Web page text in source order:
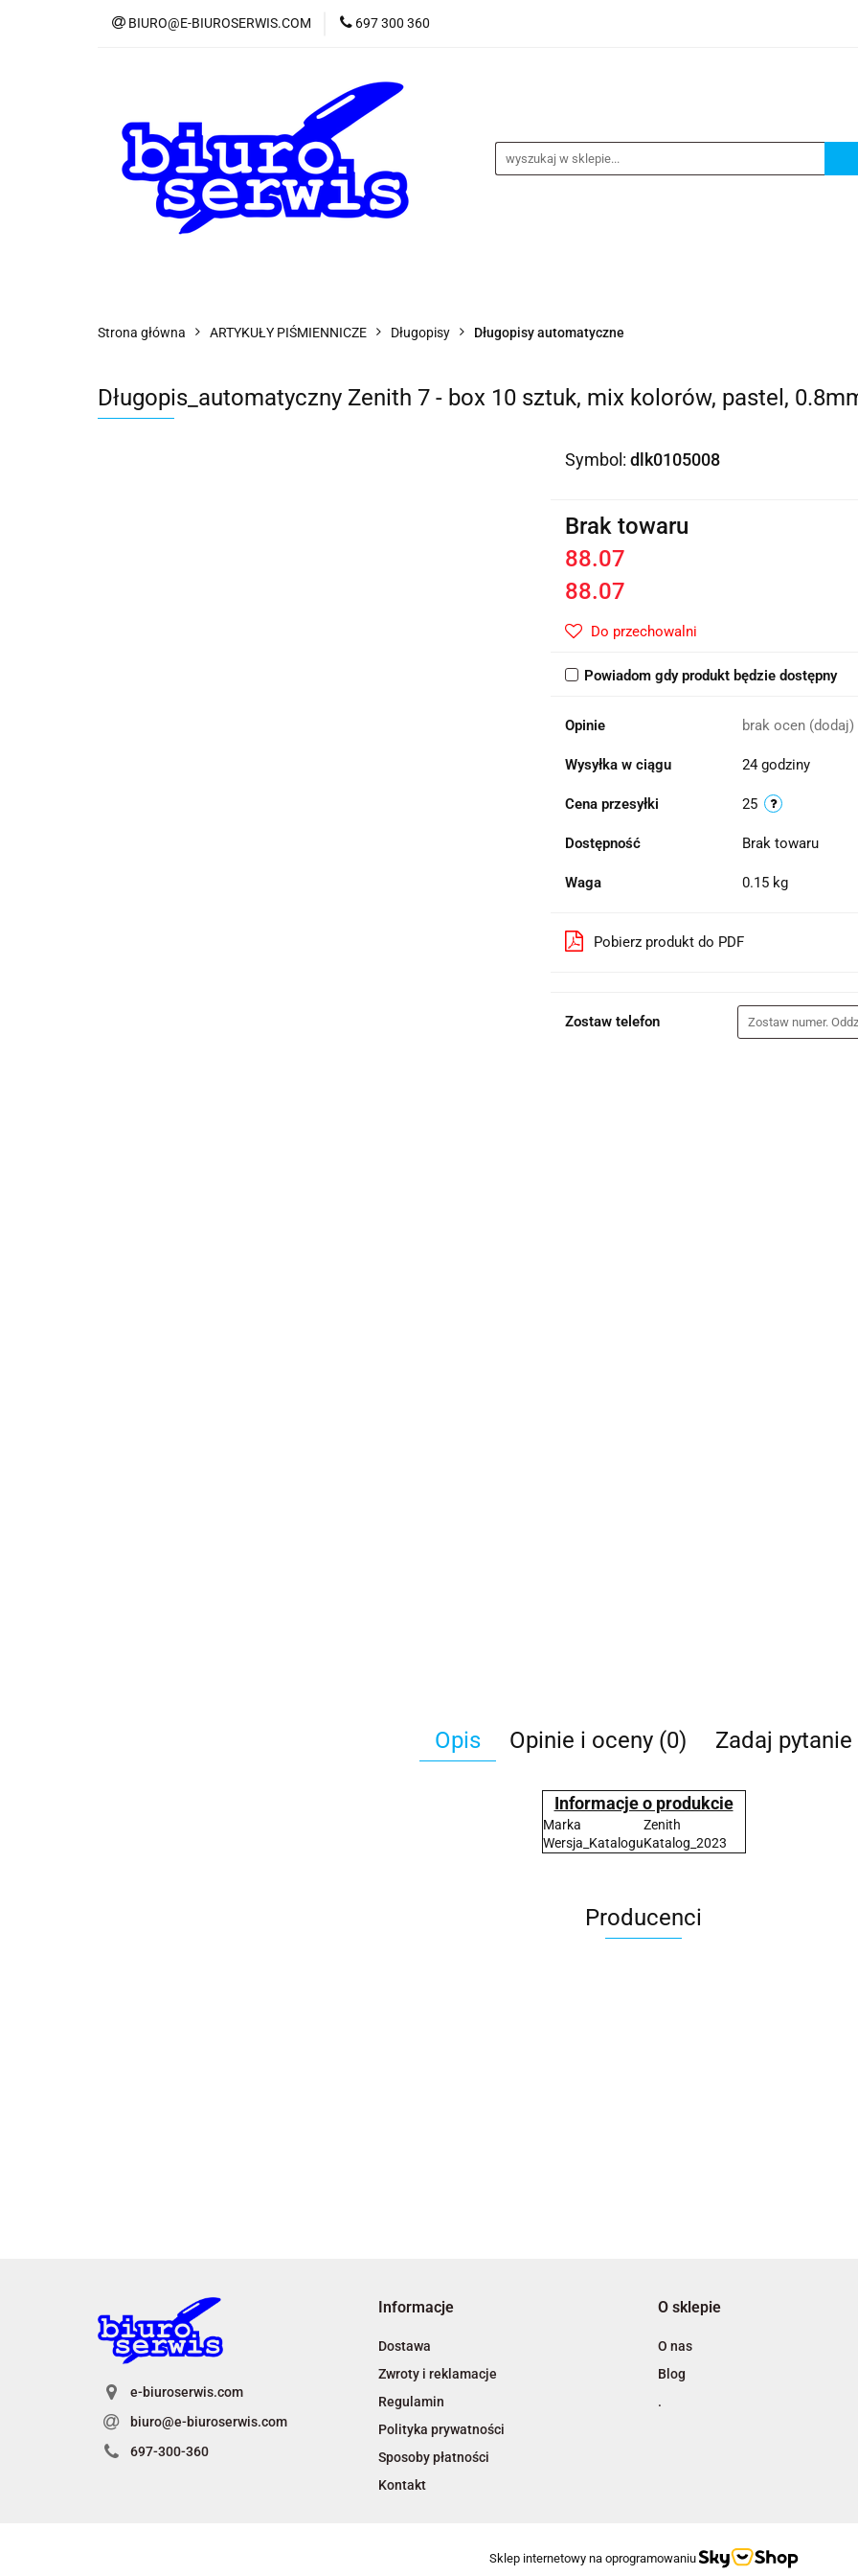
BIURO@E-BIUROSERWIS.COM 697 300 360
Strona główna ARTYKUŁY PIŚMIENNICZE Długopisy Długopisy automatyczne
Długopis_automatyczny Zenith 7 - box 10 sztuk, mix kolorów, pastel,
Symbol: dlk0105008
Brak towaru
88.07
88.07
Do przechowalni
Powiadom gdy produkt będzie dostępny
Opinie brak ocen (dodaj)
Wysyłka w ciągu 24 godziny
Cena przesyłki 25
Dostępność Brak towaru
Waga 0.15 kg
Pobierz produkt do PDF
Zostaw telefon
Opis Opinie i oceny (0) Zadaj pytanie
Informacje o produkcie
Marka
Zenith
Wersja_KataloguKatalog_2023
Producenci
A4 Tech
e-biuroserwis.com
biuro@e-biuroserwis.com
697-300-360
Informacje
Dostawa
Zwroty i reklamacje
Regulamin
Polityka prywatności
Sposoby płatności
Kontakt
O sklepie
O nas
Blog
.
Sklep internetowy na oprogramowaniu